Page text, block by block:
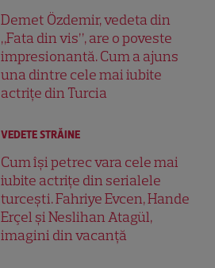
Demet Özdemir, vedeta din
„Fata din vis”, are o poveste
impresionantă. Cum a ajuns
una dintre cele mai iubite
actrițe din Turcia
VEDETE STRĂINE
Cum își petrec vara cele mai
iubite actrițe din serialele
turcești. Fahriye Evcen, Hande
Erçel și Neslihan Atagül,
imagini din vacanță